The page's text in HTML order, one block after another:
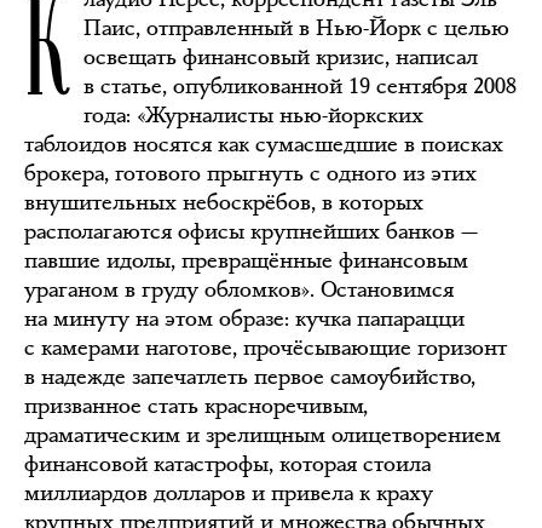
К Паис, отправленный в Нью-Йорк с целью
освещать финансовый кризис, написал
в статье, опубликованной 19 сентября 2008
года: «Журналисты нью-йоркских
таблоидов носятся как сумасшедшие в поисках
брокера, готового прыгнуть с одного из этих
внушительных небоскрёбов, в которых
располагаются офисы крупнейших банков —
павшие идолы, превращённые финансовым
ураганом в груду обломков». Остановимся
на минуту на этом образе: кучка папарацци
с камерами наготове, прочёсывающие горизонт
в надежде запечатлеть первое самоубийство,
призванное стать красноречивым,
драматическим и зрелищным олицетворением
финансовой катастрофы, которая стоила
миллиардов долларов и привела к краху
крупных предприятий и множества обычных